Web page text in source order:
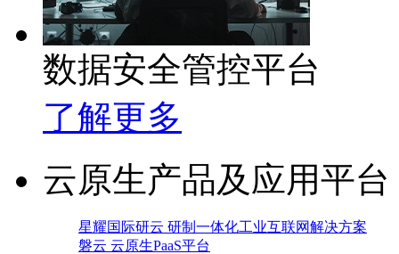
数据安全管控平台
了解更多
云原生产品及应用平台
星耀国际研云 研制一体化工业互联网解决方案
磐云 云原生PaaS平台